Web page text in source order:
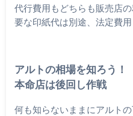
代行費用もどちらも販売店
要な印紙代は別途、法定費
アルトの相場を知ろう！
本命店は後回し作戦
何も知らないままにアルト